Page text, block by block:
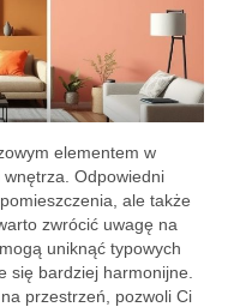
elementem w
wnętrza. Odpowiedni
ale także
zwrócić uwagę na
uniknąć typowych
się bardziej harmonijne.
przestrzeń, pozwoli Ci